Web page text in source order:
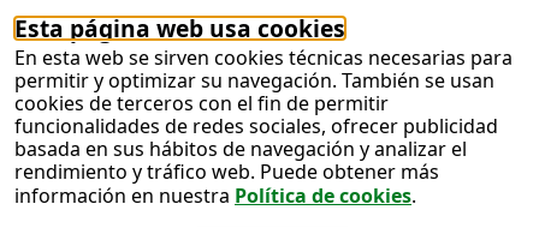
Esta página web usa cookies
En esta web se sirven cookies técnicas necesarias para
permitir y optimizar su navegación. También se usan
cookies de terceros con el fin de permitir
funcionalidades de redes sociales, ofrecer publicidad
basada en sus hábitos de navegación y analizar el
rendimiento y tráfico web. Puede obtener más
información en nuestra Política de cookies.